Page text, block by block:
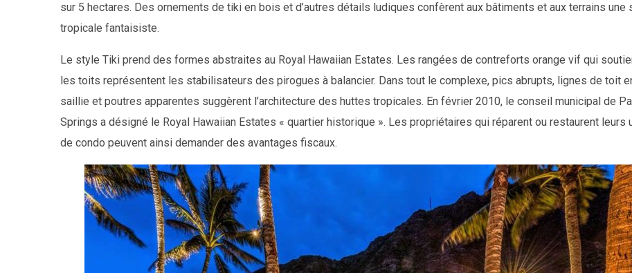
sur 5 hectares. Des ornements de tiki en bois et d’autres détails ludiques confèrent aux bâtiments et aux terrains une
tropicale fantaisiste.
Le style Tiki prend des formes abstraites au Royal Hawaiian Estates. Les rangées de contreforts orange vif qui
les toits représentent les stabilisateurs des pirogues à balancier. Dans tout le complexe, pics abrupts, lignes de toit
saillie et poutres apparentes suggèrent l’architecture des huttes tropicales. En février 2010, le conseil municipal de
Springs a désigné le Royal Hawaiian Estates « quartier historique ». Les propriétaires qui réparent ou restaurent leurs
de condo peuvent ainsi demander des avantages fiscaux.